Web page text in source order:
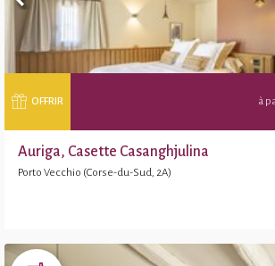
OFFRIR à
Auriga, Casette Casanghjulina
Porto Vecchio (Corse-du-Sud, 2A)